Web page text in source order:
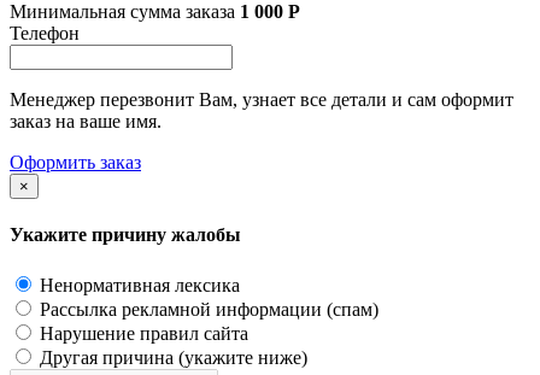
Минимальная сумма заказа 1 000 Р
Телефон
Менеджер перезвонит Вам, узнает все детали и сам оформит
заказ на ваше имя.
Оформить заказ
×
Укажите причину жалобы
Ненормативная лексика
Рассылка рекламной информации (спам)
Нарушение правил сайта
Другая причина (укажите ниже)